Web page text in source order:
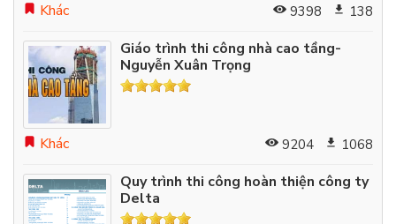
Khác 9398 138
Giáo trình thi công nhà cao tầng-
Nguyễn Xuân Trọng
Khác 9204 1068
Quy trình thi công hoàn thiện công ty
Delta